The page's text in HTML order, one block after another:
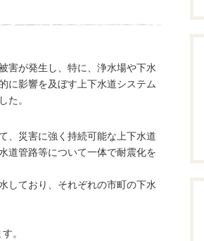
害が発生し、特に、浄水場や下水
に影響を及ぼす上下水道システム
た。
、災害に強く持続可能な上下水道
道管路等について一体で耐震化を
しており、それぞれの市町の下水
。